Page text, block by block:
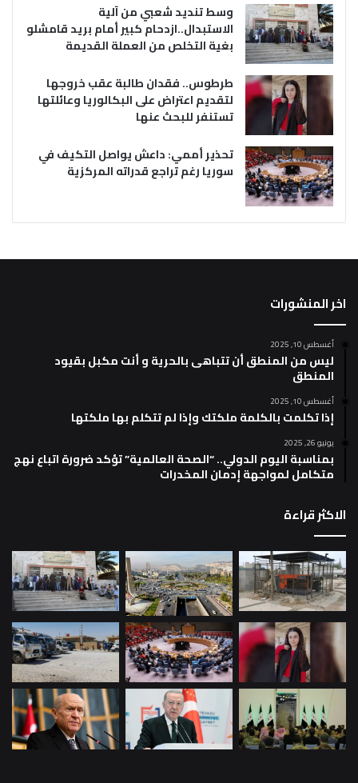
وسط تنديد شعبي من آلية
الاستبدال..ازدحام كبير أمام بريد قامشلو
بغية التخلص من العملة القديمة
طرطوس.. فقدان طالبة عقب خروجها
لتقديم اعتراض على البكالوريا وعائلتها
تستنفر للبحث عنها
تحذير أممي: داعش يواصل التكيف في
سوريا رغم تراجع قدراته المركزية
اخر المنشورات
أغسطس 10, 2025
ليس من المنطق أن تتباهى بالحرية و أنت مكبل بقيود
المنطق
أغسطس 10, 2025
إذا تكلمت بالكلمة ملكتك وإذا لم تتكلم بها ملكتها
يونيو 26, 2025
بمناسبة اليوم الدولي.. “الصحة العالمية” تؤكد ضرورة اتباع نهج
متكامل لمواجهة إدمان المخدرات
الاكثر قراءة